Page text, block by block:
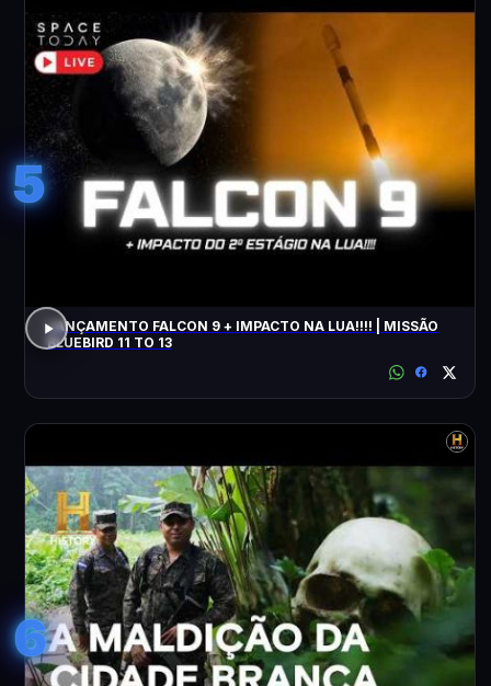
5
LANÇAMENTO FALCON 9 + IMPACTO NA LUA!!!! | MISSÃO
BLUEBIRD 11 TO 13
6